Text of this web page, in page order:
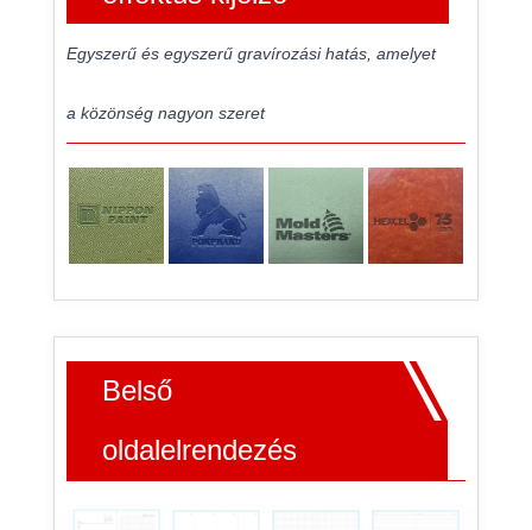
Egyszerű és egyszerű gravírozási hatás, amelyet
a közönség nagyon szeret
Belső
oldalelrendezés